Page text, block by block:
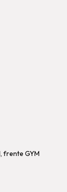
frente GYM